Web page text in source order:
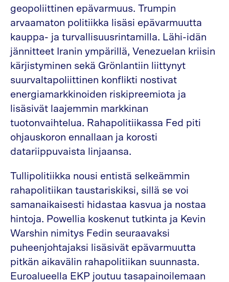
geopoliittinen epävarmuus. Trumpin
arvaamaton politiikka lisäsi epävarmuutta
kauppa- ja turvallisuusrintamilla. Lähi-idän
jännitteet Iranin ympärillä, Venezuelan kriisin
kärjistyminen sekä Grönlantiin liittynyt
suurvaltapoliittinen konflikti nostivat
energiamarkkinoiden riskipreemiota ja
lisäsivät laajemmin markkinan
tuotonvaihtelua. Rahapolitiikassa Fed piti
ohjauskoron ennallaan ja korosti
datariippuvaista linjaansa.
Tullipolitiikka nousi entistä selkeämmin
rahapolitiikan taustariskiksi, sillä se voi
samanaikaisesti hidastaa kasvua ja nostaa
hintoja. Powellia koskenut tutkinta ja Kevin
Warshin nimitys Fedin seuraavaksi
puheenjohtajaksi lisäsivät epävarmuutta
pitkän aikavälin rahapolitiikan suunnasta.
Euroalueella EKP joutuu tasapainoilemaan